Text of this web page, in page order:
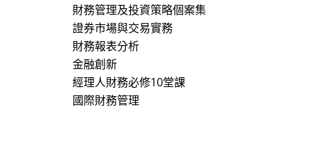
財務管理及投資策略個案集
證券市場與交易實務
財務報表分析
金融創新
經理人財務必修10堂課
國際財務管理